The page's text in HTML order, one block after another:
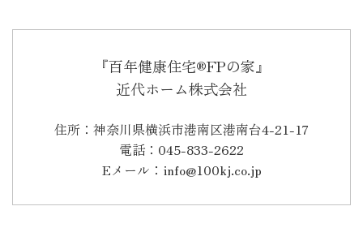
『百年健康住宅®FPの家』
近代ホーム株式会社
住所：神奈川県横浜市港南区港南台4-21-17
電話：045-833-2622
Eメール：info@100kj.co.jp